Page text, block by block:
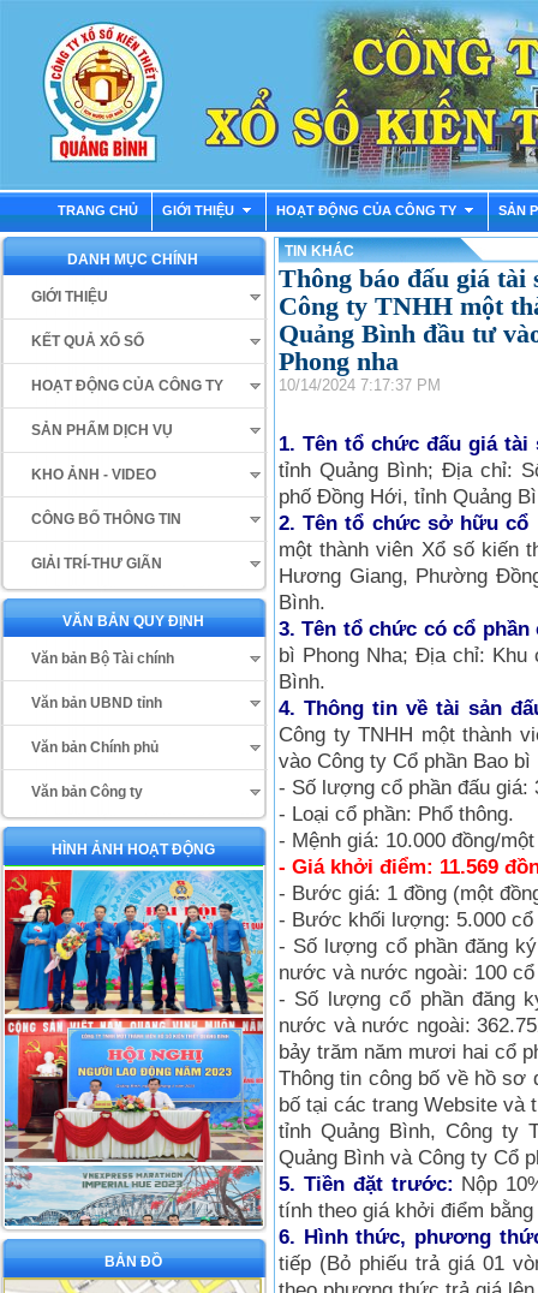
TRANG CHỦ GIỚI THIỆU HOẠT ĐỘNG CỦA CÔNG TY SẢN
DANH MỤC CHÍNH
GIỚI THIỆU
KẾT QUẢ XỔ SỐ
HOẠT ĐỘNG CỦA CÔNG TY
SẢN PHẨM DỊCH VỤ
KHO ẢNH - VIDEO
CÔNG BỐ THÔNG TIN
GIẢI TRÍ-THƯ GIÃN
VĂN BẢN QUY ĐỊNH
Văn bản Bộ Tài chính
Văn bản UBND tỉnh
Văn bản Chính phủ
Văn bản Công ty
HÌNH ẢNH HOẠT ĐỘNG
BẢN ĐỒ
TIN KHÁC
Thông báo đấu giá tài
Công ty TNHH một
Quảng Bình đầu tư
Phong nha
10/14/2024 7:17:37 PM
1. Tên tổ chức đấu giá tài
tỉnh Quảng Bình; Địa chỉ:
phố Đồng Hới, tỉnh Quảng
2. Tên tổ chức sở hữu cổ
một thành viên Xổ số kiến
Hương Giang, Phường
Bình.
3. Tên tổ chức có cổ
bì Phong Nha; Địa chỉ: Khu
Bình.
4. Thông tin về tài sản
Công ty TNHH một thành
vào Công ty Cổ phần Bao bì
- Số lượng cổ phần đấu giá:
- Loại cổ phần: Phổ thông.
- Mệnh giá: 10.000 đồng/
- Giá khởi điểm: 11.569
- Bước giá: 1 đồng (một
- Bước khối lượng: 5.000 cổ
- Số lượng cổ phần đăng
nước và nước ngoài: 100
- Số lượng cổ phần đăng
nước và nước ngoài:
bảy trăm năm mươi hai cổ
Thông tin công bố về hồ sơ
bố tại các trang Website và
tỉnh Quảng Bình, Công ty
Quảng Bình và Công ty Cổ
5. Tiền đặt trước: Nộp
tính theo giá khởi điểm
6. Hình thức, phương
tiếp (Bỏ phiếu trả giá 01